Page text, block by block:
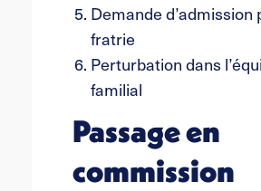
Demande d’admission
fratrie
Perturbation dans
familial
Passage en
commission